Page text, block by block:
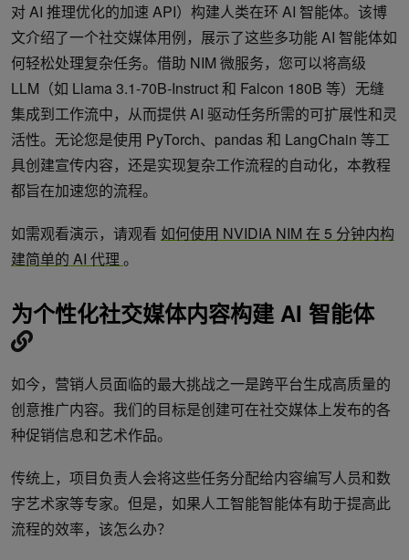
对 AI 推理优化的加速 API）构建人类在环 AI 智能体。该博
文介绍了一个社交媒体用例，展示了这些多功能 AI 智能体如
何轻松处理复杂任务。借助 NIM 微服务，您可以将高级
LLM（如 Llama 3.1-70B-Instruct 和 Falcon 180B 等）无缝
集成到工作流中，从而提供 AI 驱动任务所需的可扩展性和灵
活性。无论您是使用 PyTorch、pandas 和 LangChain 等工
具创建宣传内容，还是实现复杂工作流程的自动化，本教程
都旨在加速您的流程。
如需观看演示，请观看 如何使用 NVIDIA NIM 在 5 分钟内构
建简单的 AI 代理 。
为个性化社交媒体内容构建 AI 智能体
如今，营销人员面临的最大挑战之一是跨平台生成高质量的
创意推广内容。我们的目标是创建可在社交媒体上发布的各
种促销信息和艺术作品。
传统上，项目负责人会将这些任务分配给内容编写人员和数
字艺术家等专家。但是，如果人工智能智能体有助于提高此
流程的效率，该怎么办？